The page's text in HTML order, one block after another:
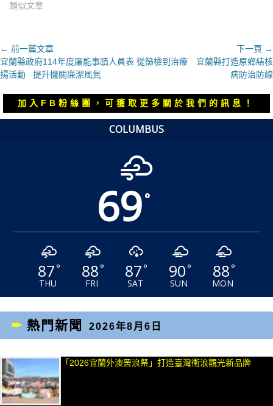
類似文章
文
章
導
覽
← 前一篇文章
上
一
章：
宜蘭縣政府114年度廉能事蹟人員表
揚活動 提升機關廉潔風氣
下一頁 →
下
文
章：
從篩檢到治療 宜蘭縣打造原鄉結核
病防治防線
加入FB粉絲團，可獲取更多關於我們的訊息！
COLUMBUS
69°
87°
THU
88°
FRI
87°
SAT
90°
SUN
88°
MON
熱門新聞 2026年8月6日
「2026宜蘭外澳罟浪祭」打造臺灣衝浪觀光新品牌